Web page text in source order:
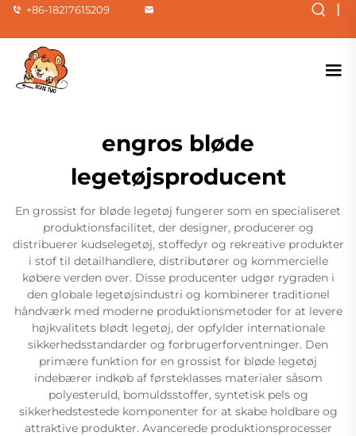
+86-18217615209 |
engros bløde
legetøjsproducent
En grossist for bløde legetøj fungerer som en specialiseret
produktionsfacilitet, der designer, producerer og
distribuerer kudselegetøj, stoffedyr og rekreative produkter
i stof til detailhandlere, distributører og kommercielle
købere verden over. Disse producenter udgør rygraden i
den globale legetøjsindustri og kombinerer traditionel
håndværk med moderne produktionsmetoder for at levere
højkvalitets blødt legetøj, der opfylder internationale
sikkerhedsstandarder og forbrugerforventninger. Den
primære funktion for en grossist for bløde legetøj
indebærer indkøb af førsteklasses materialer såsom
polyesteruld, bomuldsstoffer, syntetisk pels og
sikkerhedstestede komponenter for at skabe holdbare og
attraktive produkter. Avancerede produktionsprocesser